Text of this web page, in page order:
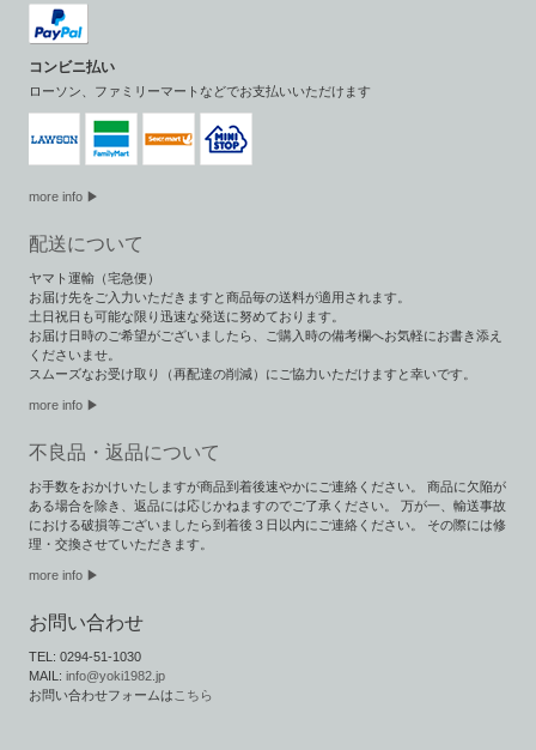
コンビニ払い
ローソン、ファミリーマートなどでお支払いいただけます
more info ▶
配送について
ヤマト運輸（宅急便）
お届け先をご入力いただきますと商品毎の送料が適用されます。
土日祝日も可能な限り迅速な発送に努めております。
お届け日時のご希望がございましたら、ご購入時の備考欄へお気軽にお書き添え
くださいませ。
スムーズなお受け取り（再配達の削減）にご協力いただけますと幸いです。
more info ▶︎
不良品・返品について
お手数をおかけいたしますが商品到着後速やかにご連絡ください。 商品に欠陥が
ある場合を除き、返品には応じかねますのでご了承ください。 万が一、輸送事故
における破損等ございましたら到着後３日以内にご連絡ください。 その際には修
理・交換させていただきます。
more info ▶
お問い合わせ
TEL: 0294-51-1030
MAIL:info@yoki1982.jp
お問い合わせフォームはこちら